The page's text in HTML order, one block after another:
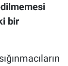
bir